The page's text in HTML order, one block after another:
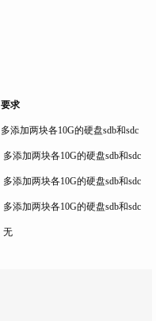
要求
多添加两块各10G的硬盘sdb和sdc
多添加两块各10G的硬盘sdb和sdc
多添加两块各10G的硬盘sdb和sdc
多添加两块各10G的硬盘sdb和sdc
无